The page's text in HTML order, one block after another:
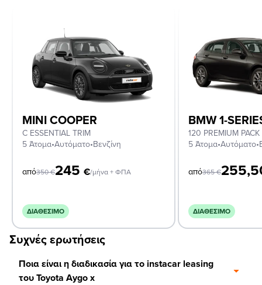
MINI COOPER
C ESSENTIAL TRIM
5 Άτομα•Αυτόματο•Βενζίνη
από350€245 €/μήνα + ΦΠΑ
ΔΙΑΘΈΣΙΜΟ
BMW 1-
120 PREMIUM PACK
5 Άτομα•Αυτόματο•
από365€
ΔΙΑΘΈΣΙΜΟ
Συχνές ερωτήσεις
Ποια είναι η διαδικασία για το instacar leasing
του Toyota Aygo x